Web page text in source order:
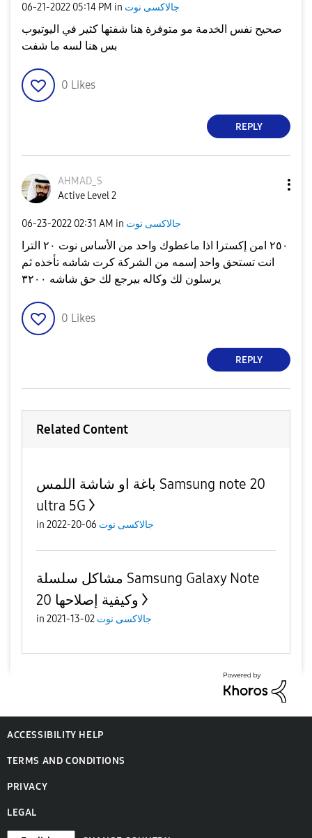
‎06-21-2022 05:14 PM in جالاكسى نوت
صحيح نفس الخدمة مو متوفرة هنا شفتها كثير في اليوتيوب
بس هنا لسه ما شفت
0 Likes
REPLY
AHMAD_S
Active Level 2
‎06-23-2022 02:31 AM in جالاكسى نوت
٢٥٠ امن إكسترا اذا ماعطوك واحد من الأساس نوت ٢٠ الترا
انت تستحق واحد إسمه من الشركة كرت شاشه تأخذه ثم
يرسلون لك وكاله بيرجع لك حق شاشه ٣٢٠٠
0 Likes
REPLY
Related Content
باغة او شاشة اللمس Samsung note 20
ultra 5G
in جالاكسى نوت 06-20-2022
مشاكل سلسلة Samsung Galaxy Note
20 وكيفية إصلاحها
in جالاكسى نوت 02-13-2021
ACCESSIBILITY HELP
TERMS AND CONDITIONS
PRIVACY
LEGAL